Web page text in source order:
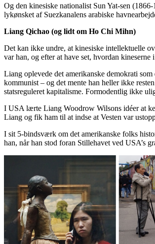
Og den kinesiske nationalist Sun Yat-sen
lykønsket af Suezkanalens arabiske
Liang Qichao (og lidt om Ho Chi Mihn)
Det kan ikke undre, at kinesiske intellektuelle
var han, og efter at have set, hvordan
Liang oplevede det amerikanske demokrati
kommunist – og det mente han heller ikke
statsreguleret kapitalisme. Formodentlig ikke
I USA lærte Liang Woodrow Wilsons idéer at
Liang og fik ham til at indse at Vesten var
I sit 5-bindsværk om det amerikanske folks
han, når han stod foran Stillehavet ved USA’s